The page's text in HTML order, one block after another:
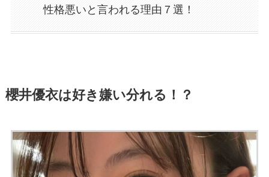
性格悪いと言われる理由７選！
櫻井優衣は好き嫌い分れる！？